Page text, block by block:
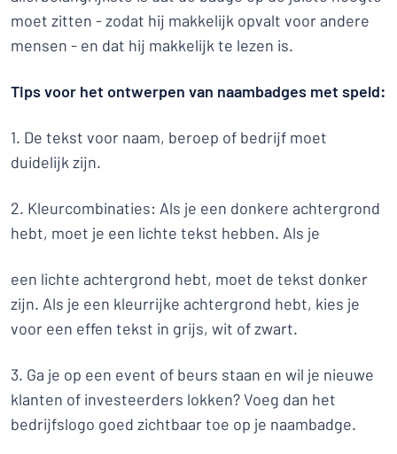
moet zitten - zodat hij makkelijk opvalt voor andere
mensen - en dat hij makkelijk te lezen is.
Tips voor het ontwerpen van naambadges met speld:
1. De tekst voor naam, beroep of bedrijf moet
duidelijk zijn.
2. Kleurcombinaties: Als je een donkere achtergrond
hebt, moet je een lichte tekst hebben. Als je
een lichte achtergrond hebt, moet de tekst donker
zijn. Als je een kleurrijke achtergrond hebt, kies je
voor een effen tekst in grijs, wit of zwart.
3. Ga je op een event of beurs staan en wil je nieuwe
klanten of investeerders lokken? Voeg dan het
bedrijfslogo goed zichtbaar toe op je naambadge.